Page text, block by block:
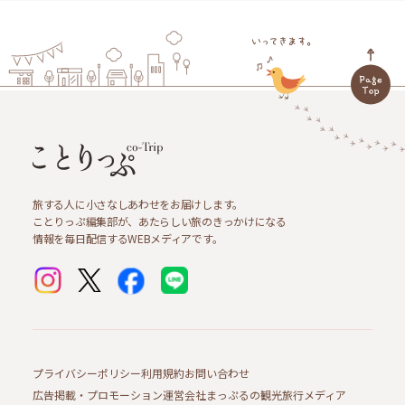
旅する人に小さなしあわせをお届けします。
ことりっぷ編集部が、あたらしい旅のきっかけになる
情報を毎日配信するWEBメディアです。
プライバシーポリシー利用規約お問い合わせ
広告掲載・プロモーション運営会社まっぷるの観光旅行メディア